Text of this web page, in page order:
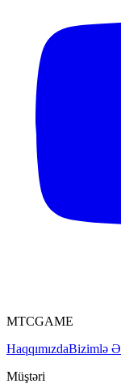
MTCGAME
HaqqımızdaBizimlə
Müştəri